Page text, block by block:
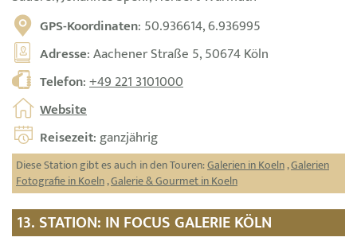
GPS-Koordinaten: 50.936614, 6.936995
Adresse: Aachener Straße 5, 50674 Köln
Telefon:+49 221 3101000
Website
Reisezeit: ganzjährig
Diese Station gibt es auch in den Touren:Galerien in Koeln,Galerien
Fotografie in Koeln,Galerie & Gourmet in Koeln
13. STATION: IN FOCUS GALERIE KÖLN